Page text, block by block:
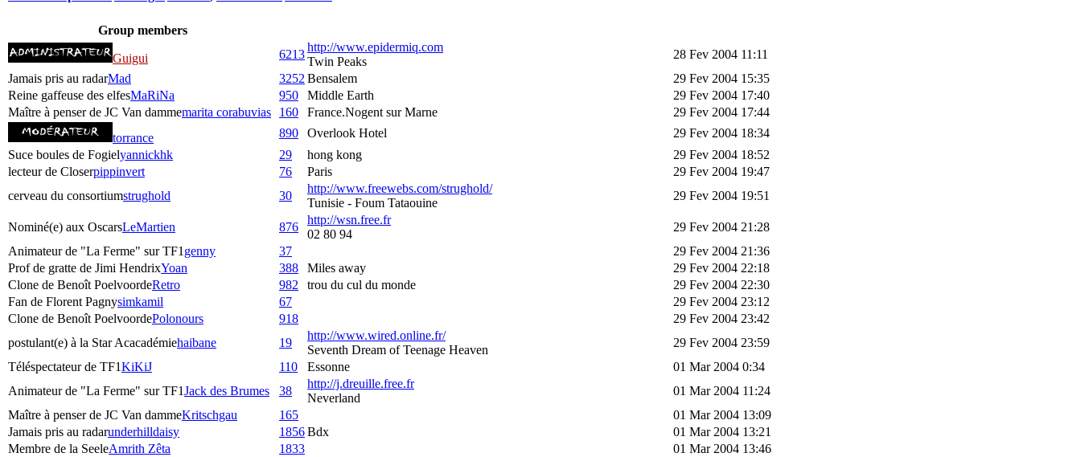
Group members
Guigui 6213
http://www.epidermiq.com
Twin Peaks
28 Fev 2004 11:11
Jamais pris au radarMad 3252 Bensalem
29 Fev 2004 15:35
Reine gaffeuse des elfesMaRiNa 950 Middle Earth
29 Fev 2004 17:40
Maître à penser de JC Van dammemarita corabuvias 160 France.Nogent sur Marne
29 Fev 2004 17:44
torrance
890 Overlook Hotel
29 Fev 2004 18:34
Suce boules de Fogielyannickhk 29 hong kong
29 Fev 2004 18:52
lecteur de Closerpippinvert 76 Paris
29 Fev 2004 19:47
cerveau du consortiumstrughold 30
http://www.freewebs.com/strughold/
Tunisie - Foum Tataouine
29 Fev 2004 19:51
Nominé(e) aux OscarsLeMartien 876
http://wsn.free.fr
02 80 94
29 Fev 2004 21:28
Animateur de "La Ferme" sur TF1 genny 37
29 Fev 2004 21:36
Prof de gratte de Jimi HendrixYoan 388 Miles away
29 Fev 2004 22:18
Clone de Benoît PoelvoordeRetro 982 trou du cul du monde
29 Fev 2004 22:30
Fan de Florent Pagnysimkamil 67
29 Fev 2004 23:12
Clone de Benoît PoelvoordePolonours 918
29 Fev 2004 23:42
postulant(e) à la Star Acacadémiehaibane 19
http://www.wired.online.fr/
Seventh Dream of Teenage Heaven
29 Fev 2004 23:59
Téléspectateur de TF1KiKiJ 110 Essonne
01 Mar 2004 0:34
Animateur de "La Ferme" sur TF1Jack des Brumes 38
http://j.dreuille.free.fr
Neverland
01 Mar 2004 11:24
Maître à penser de JC Van dammeKritschgau 165
01 Mar 2004 13:09
Jamais pris au radarunderhilldaisy 1856Bdx
01 Mar 2004 13:21
Membre de la SeeleAmrith Zêta 1833
01 Mar 2004 13:46